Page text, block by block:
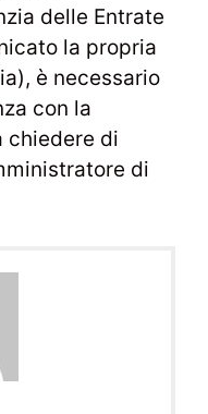
delle Entrate
la propria
è necessario
con la
chiedere di
di